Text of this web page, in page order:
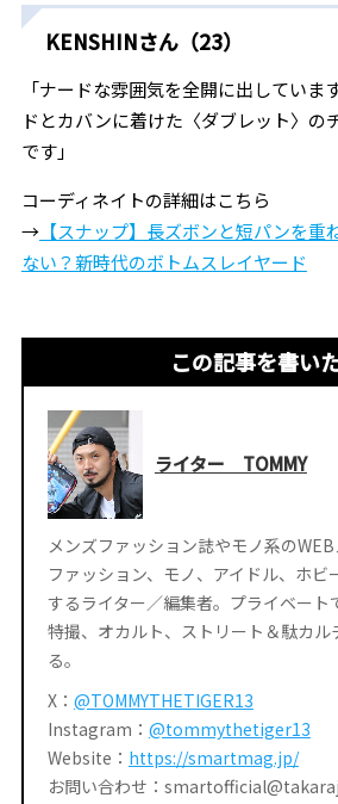
KENSHINさん（23）
「ナードな雰囲気を全開に出していま
ドとカバンに着けた〈ダブレット〉の
です」
コーディネイトの詳細はこちら
→【スナップ】長ズボンと短パンを重
ない？新時代のボトムスレイヤード
この記事を書い
ライター TOMMY
メンズファッション誌やモノ系のWEB
ファッション、モノ、アイドル、ホビ
するライター／編集者。プライベート
特撮、オカルト、ストリート＆駄カル
る。
X： @TOMMYTHETIGER13
Instagram： @tommythetiger13
Website： https://smartmag.jp/
お問い合わせ：